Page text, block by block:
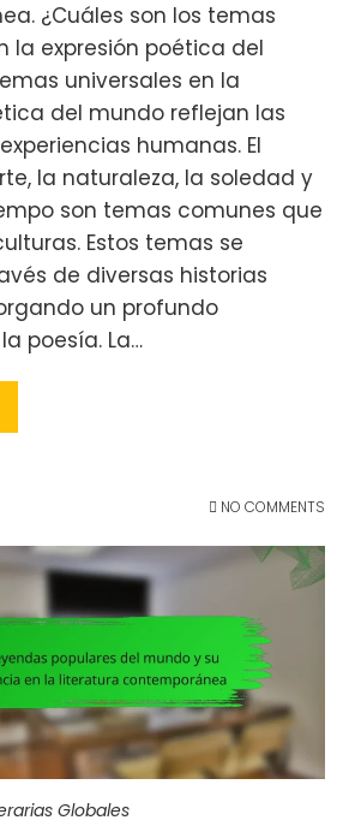
¿Cuáles son los temas
la expresión poética del
universales en la
del mundo reflejan las
humanas. El
la naturaleza, la soledad y
son temas comunes que
Estos temas se
de diversas historias
un profundo
poesía. La…
NO COMMENTS
Globales